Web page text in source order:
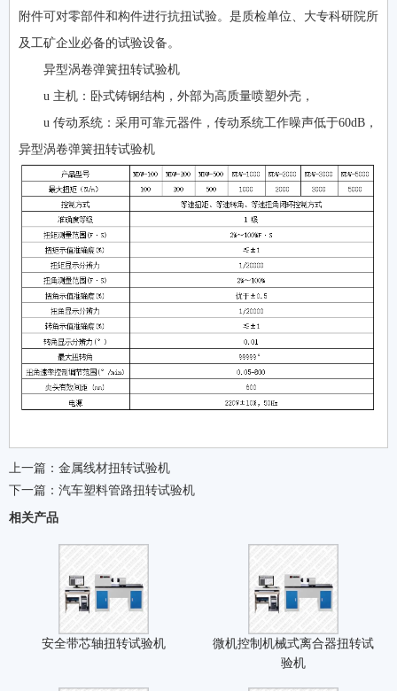
附件可对零部件和构件进行抗扭试验。是质检单位、大专科研院所
及工矿企业必备的试验设备。
异型涡卷弹簧扭转试验机
u 主机：卧式铸钢结构，外部为高质量喷塑外壳，
u 传动系统：采用可靠元器件，传动系统工作噪声低于60dB，
异型涡卷弹簧扭转试验机
上一篇： 金属线材扭转试验机
下一篇： 汽车塑料管路扭转试验机
相关产品
安全带芯轴扭转试验机
微机控制机械式离合器扭转试
验机